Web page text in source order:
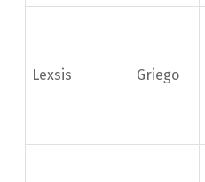
Lexsis Griego